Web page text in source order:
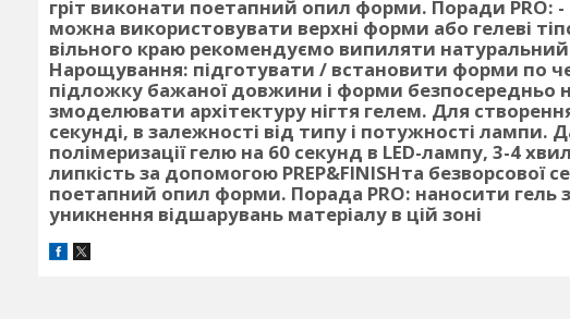
гріт виконати поетапний опил форми. Поради PRO:
можна використовувати верхні форми або гелеві
вільного краю рекомендуємо випиляти
Нарощування: підготувати / встановити форми по
підложку бажаної довжини і форми безпосередньо
змоделювати архітектуру нігтя гелем. Для
секунді, в залежності від типу і потужності лампи.
полімеризації гелю на 60 секунд в LED-лампу, 3-4
липкість за допомогою PREP&FINISHта
поетапний опил форми. Порада PRO: наносити гель
уникнення відшарувань матеріалу в цій зоні